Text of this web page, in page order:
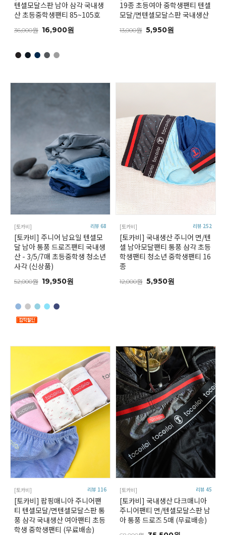
텐셀모달스판 남아 삼각 국내생
산 초등중학생팬티 85~105호
36,000원 16,900원
●●●●●
19종 초등여아 중학생팬티 텐셀
모달/면텐셀모달스판 국내생산
13,000원 5,950원
[토카비] 리뷰 68
[토카비] 주니어 남요일 텐셀모
달 남아 통풍 드로즈팬티 국내생
산 - 3/5/7매 초등중학생 청소년
사각 (신상품)
52,000원 19,950원
●●●●●
[토카비] 리뷰 252
[토카비] 국내생산 주니어 면/텐
셀 남아모달팬티 통풍 삼각 초등
학생팬티 청소년 중학생팬티 16
종
12,000원 5,950원
[토카비] 리뷰 116
[토카비] 팝핑매니아 주니어팬
티 텐셀모달/면텐셀모달스판 통
풍 삼각 국내생산 여아팬티 초등
학생 중학생팬티 (무료배송)
[토카비] 리뷰 45
[토카비] 국내생산 다크매니아
주니어팬티 면/텐셀모달스판 남
아 통풍 드로즈 5매 (무료배송)